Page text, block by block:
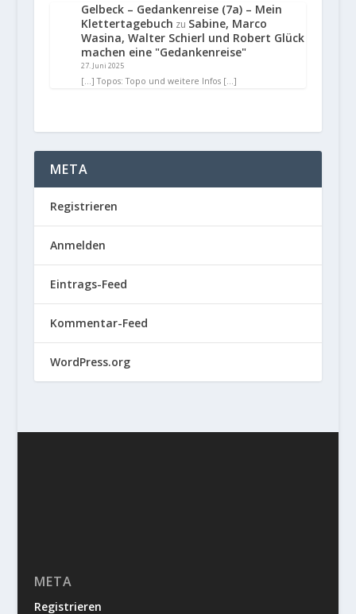
Gelbeck – Gedankenreise (7a) – Mein
Klettertagebuch zu Sabine, Marco
Wasina, Walter Schierl und Robert Glück
machen eine "Gedankenreise"
27. Juni 2025
[…] Topos: Topo und weitere Infos […]
META
Registrieren
Anmelden
Eintrags-Feed
Kommentar-Feed
WordPress.org
META
Registrieren